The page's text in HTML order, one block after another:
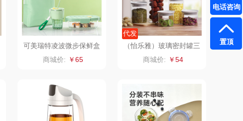
艾美特（代理商） 锡品源
飞利浦新安怡
乐美雅（餐具类）
Alluflon阿路弗仑 爱仕达
可美瑞特凌波微步保鲜盒
两件套D
商城价: ￥65
代发
（怡乐雅）玻璃密封罐三
件套YLYG388
商城价: ￥54
电话咨询
置顶